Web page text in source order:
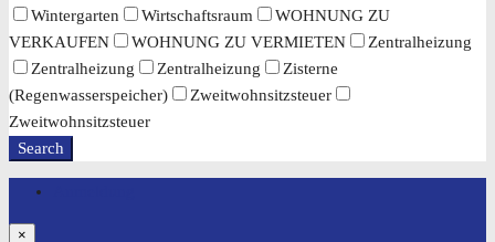
Wintergarten
Wirtschaftsraum
WOHNUNG ZU
VERKAUFEN
WOHNUNG ZU VERMIETEN
Zentralheizung
Zentralheizung
Zentralheizung
Zisterne
(Regenwasserspeicher)
Zweitwohnsitzsteuer
Zweitwohnsitzsteuer
Search
×